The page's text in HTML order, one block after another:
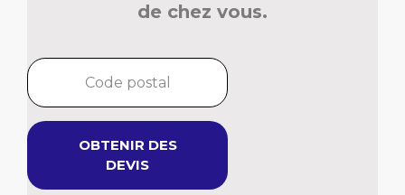
de chez vous.
OBTENIR DES
DEVIS